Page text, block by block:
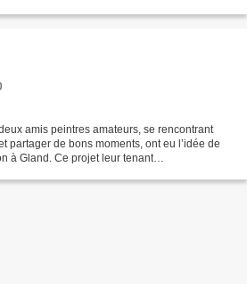
amis peintres amateurs, se rencontrant
partager de bons moments, ont eu l’idée de
à Gland. Ce projet leur tenant